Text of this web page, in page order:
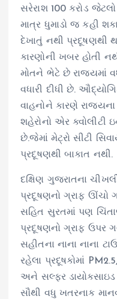
સરેરાશ 100 કરોડ
માત્ર ધુમાડો જ કહી
દેખાતું નથી પ્રદૂષણથી
કારણોની ખબર હોતી
મોતને ભેટે છે રાજ્યમાં
વધારી દીધી છે.
વાહનોને કારણે
શહેરોનો એર ક્વોલીટી
છે.જેમાં મેટ્રો સીટી
પ્રદૂષણથી બાકાત નથી.
દક્ષિણ ગુજરાતના
પ્રદૂષણનો ગ્રાફ ઊંચો
સહિત સુરતમાં પણ
પ્રદૂષણનો ગ્રાફ ઉપર
સહીતના નાના નાના
રહેલા પ્રદૂષકોમાં
અને સલ્ફર
સૌથી વધુ ખતરનાક